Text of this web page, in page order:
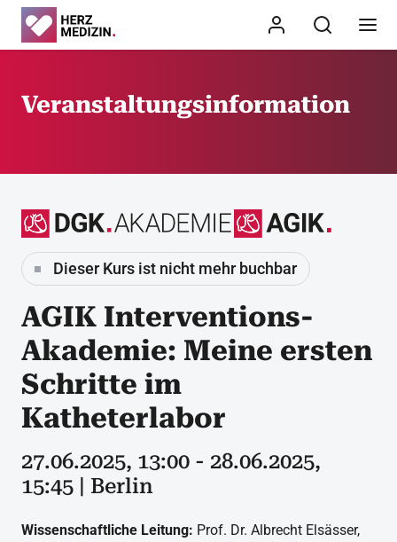
Veranstaltungsinformation
Dieser Kurs ist nicht mehr buchbar
AGIK Interventions-
Akademie: Meine ersten
Schritte im
Katheterlabor
27.06.2025, 13:00 - 28.06.2025,
15:45 | Berlin
Wissenschaftliche Leitung: Prof. Dr. Albrecht Elsässer,